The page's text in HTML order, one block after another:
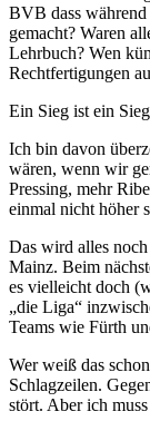
BVB dass während
gemacht? Waren
Lehrbuch? Wen
Rechtfertigungen
Ein Sieg ist ein
Ich bin davon
wären, wenn wir
Pressing, mehr
einmal nicht höher
Das wird alles
Mainz. Beim
es vielleicht doch
„die Liga“
Teams wie Fürth
Wer weiß das
Schlagzeilen.
stört. Aber ich